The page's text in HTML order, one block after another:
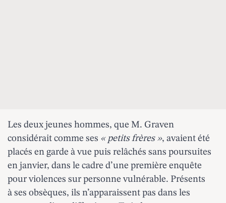
Les deux jeunes hommes, que M. Graven
considérait comme ses « petits frères », avaient été
placés en garde à vue puis relâchés sans poursuites
en janvier, dans le cadre d’une première enquête
pour violences sur personne vulnérable. Présents
à ses obsèques, ils n’apparaissent pas dans les